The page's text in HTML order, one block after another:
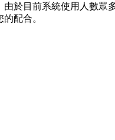
由於目前系統使用人數眾
配合。